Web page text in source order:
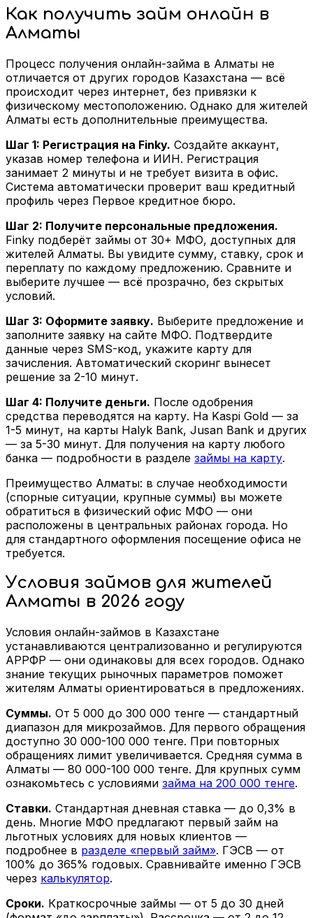
Как получить займ онлайн в
Алматы
Процесс получения онлайн-займа в Алматы не
отличается от других городов Казахстана — всё
происходит через интернет, без привязки к
физическому местоположению. Однако для жителей
Алматы есть дополнительные преимущества.
Шаг 1: Регистрация на Finky. Создайте аккаунт,
указав номер телефона и ИИН. Регистрация
занимает 2 минуты и не требует визита в офис.
Система автоматически проверит ваш кредитный
профиль через Первое кредитное бюро.
Шаг 2: Получите персональные предложения.
Finky подберёт займы от 30+ МФО, доступных для
жителей Алматы. Вы увидите сумму, ставку, срок и
переплату по каждому предложению. Сравните и
выберите лучшее — всё прозрачно, без скрытых
условий.
Шаг 3: Оформите заявку. Выберите предложение и
заполните заявку на сайте МФО. Подтвердите
данные через SMS-код, укажите карту для
зачисления. Автоматический скоринг вынесет
решение за 2-10 минут.
Шаг 4: Получите деньги. После одобрения
средства переводятся на карту. На Kaspi Gold — за
1-5 минут, на карты Halyk Bank, Jusan Bank и других
— за 5-30 минут. Для получения на карту любого
банка — подробности в разделе займы на карту.
Преимущество Алматы: в случае необходимости
(спорные ситуации, крупные суммы) вы можете
обратиться в физический офис МФО — они
расположены в центральных районах города. Но
для стандартного оформления посещение офиса не
требуется.
Условия займов для жителей
Алматы в 2026 году
Условия онлайн-займов в Казахстане
устанавливаются централизованно и регулируются
АРРФР — они одинаковы для всех городов. Однако
знание текущих рыночных параметров поможет
жителям Алматы ориентироваться в предложениях.
Суммы. От 5 000 до 300 000 тенге — стандартный
диапазон для микрозаймов. Для первого обращения
доступно 30 000-100 000 тенге. При повторных
обращениях лимит увеличивается. Средняя сумма в
Алматы — 80 000-100 000 тенге. Для крупных сумм
ознакомьтесь с условиями займа на 200 000 тенге.
Ставки. Стандартная дневная ставка — до 0,3% в
день. Многие МФО предлагают первый займ на
льготных условиях для новых клиентов —
подробнее в разделе «первый займ». ГЭСВ — от
100% до 365% годовых. Сравнивайте именно ГЭСВ
через калькулятор.
Сроки. Краткосрочные займы — от 5 до 30 дней